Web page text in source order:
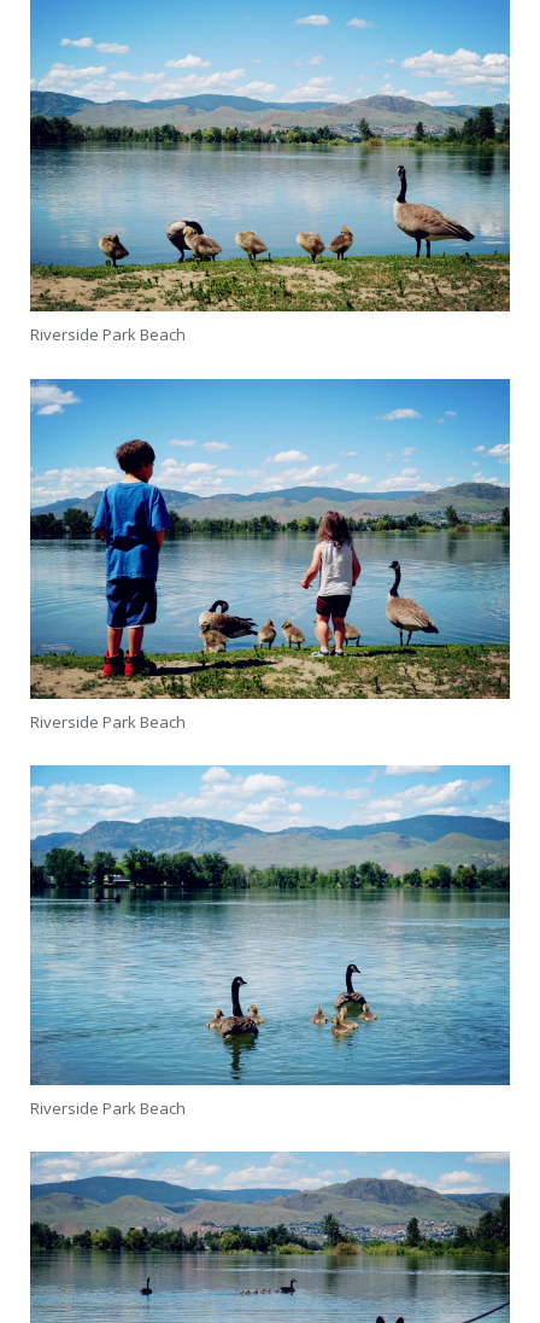
Riverside Park Beach
Riverside Park Beach
Riverside Park Beach